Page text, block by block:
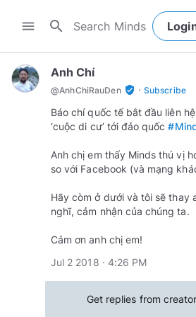
menu search
Anh Chí
@AnhChiRauDen verified_user · Subscribe
Báo chí quốc tế bắt đầu liên
‘cuộc di cư’ tới đảo quốc
Anh chị em thấy Minds thú vị
so với Facebook (và mạng
Hãy còm ở dưới và tôi sẽ thay
nghĩ, cảm nhận của chúng ta.
Cảm ơn anh chị em!
Jul 2 2018 · 4:26 PM
Get replies from